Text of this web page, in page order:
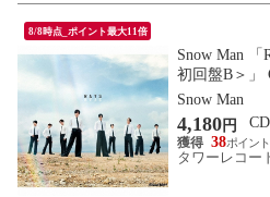
8/8時点_ポイント最大11倍
Snow Man 「
初回盤B＞」
Snow Man
4,180円
CD
38
タワーレコー